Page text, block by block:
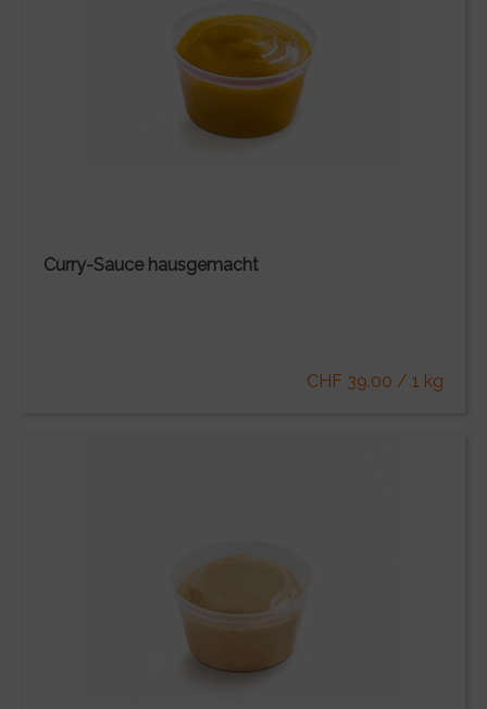
Curry-Sauce hausgemacht
CHF 39.00 / 1 kg